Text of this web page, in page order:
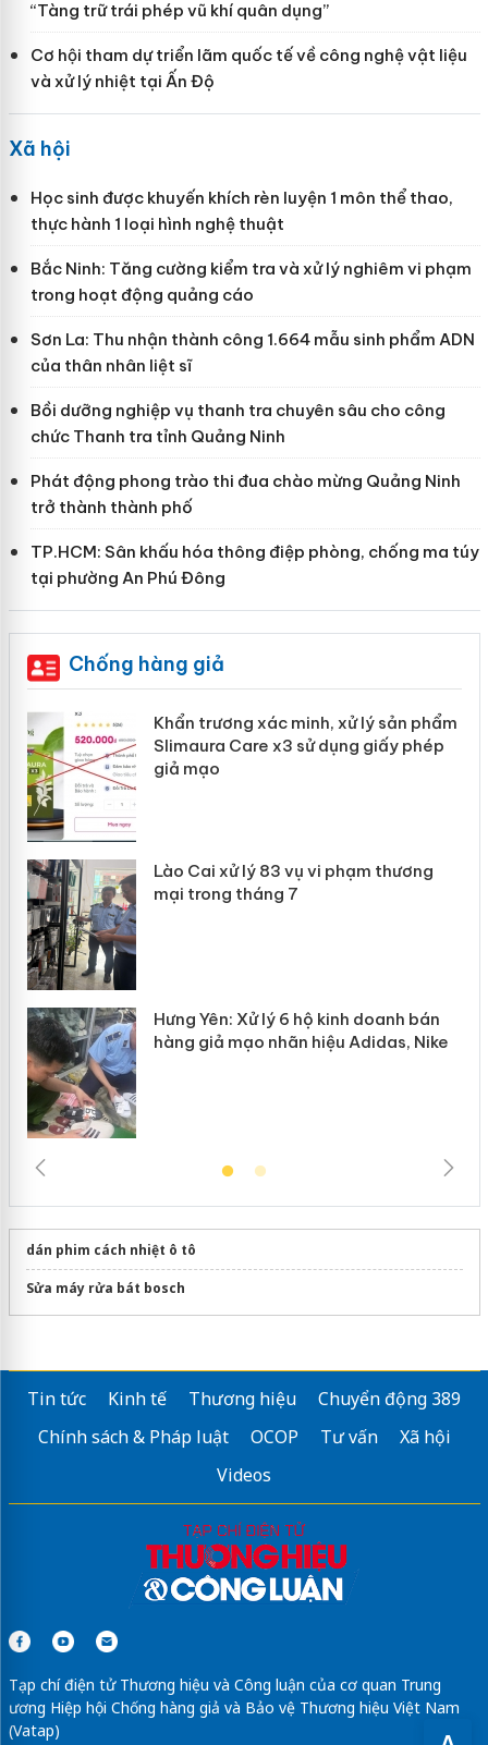
“Tàng trữ trái phép vũ khí quân dụng”
Cơ hội tham dự triển lãm quốc tế về công nghệ vật liệu
và xử lý nhiệt tại Ấn Độ
Xã hội
Học sinh được khuyến khích rèn luyện 1 môn thể thao,
thực hành 1 loại hình nghệ thuật
Bắc Ninh: Tăng cường kiểm tra và xử lý nghiêm vi phạm
trong hoạt động quảng cáo
Sơn La: Thu nhận thành công 1.664 mẫu sinh phẩm ADN
của thân nhân liệt sĩ
Bồi dưỡng nghiệp vụ thanh tra chuyên sâu cho công
chức Thanh tra tỉnh Quảng Ninh
Phát động phong trào thi đua chào mừng Quảng Ninh
trở thành thành phố
TP.HCM: Sân khấu hóa thông điệp phòng, chống ma túy
tại phường An Phú Đông
Chống hàng giả
Khẩn trương xác minh, xử lý sản phẩm
Slimaura Care x3 sử dụng giấy phép
giả mạo
Lào Cai xử lý 83 vụ vi phạm thương
mại trong tháng 7
Hưng Yên: Xử lý 6 hộ kinh doanh bán
hàng giả mạo nhãn hiệu Adidas, Nike
dán phim cách nhiệt ô tô
Sửa máy rửa bát bosch
Tin tức Kinh tế Thương hiệu
Chuyển động 389
Chính sách & Pháp luật
OCOP Tư vấn
Xã hội
Videos
Tạp chí điện tử Thương hiệu và Công luận của cơ quan Trung
ương Hiệp hội Chống hàng giả và Bảo vệ Thương hiệu Việt Nam
(Vatap)